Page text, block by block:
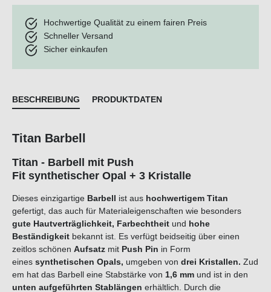
Hochwertige Qualität zu einem fairen Preis
Schneller Versand
Sicher einkaufen
BESCHREIBUNG PRODUKTDATEN
Titan Barbell
Titan - Barbell mit Push
Fit synthetischer Opal + 3 Kristalle
Dieses einzigartige Barbell ist aus hochwertigem Titan
gefertigt, das auch für Materialeigenschaften wie besonders
gute Hautverträglichkeit, Farbechtheit und hohe
Beständigkeit bekannt ist. Es verfügt beidseitig über einen
zeitlos schönen Aufsatz mit Push Pin in Form
eines synthetischen Opals, umgeben von drei Kristallen. Zud
em hat das Barbell eine Stabstärke von 1,6 mm und ist in den
unten aufgeführten Stablängen erhältlich. Durch die